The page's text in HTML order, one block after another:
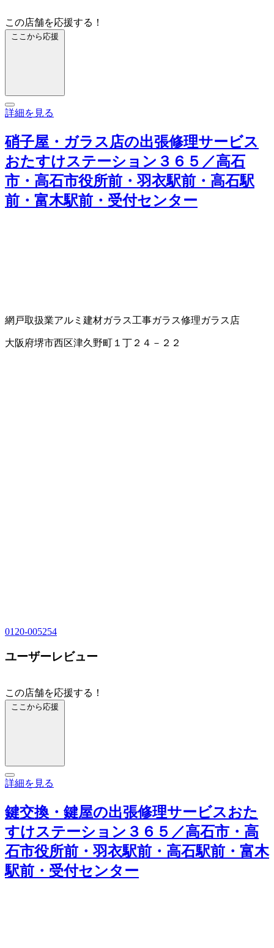
この店舗を応援する！
ここから応援
詳細を見る
硝子屋・ガラス店の出張修理サービス
おたすけステーション３６５／高石
市・高石市役所前・羽衣駅前・高石駅
前・富木駅前・受付センター
網戸取扱業アルミ建材ガラス工事ガラス修理ガラス店
大阪府堺市西区津久野町１丁２４－２２
0120-005254
ユーザーレビュー
この店舗を応援する！
ここから応援
詳細を見る
鍵交換・鍵屋の出張修理サービスおた
すけステーション３６５／高石市・高
石市役所前・羽衣駅前・高石駅前・富木
駅前・受付センター